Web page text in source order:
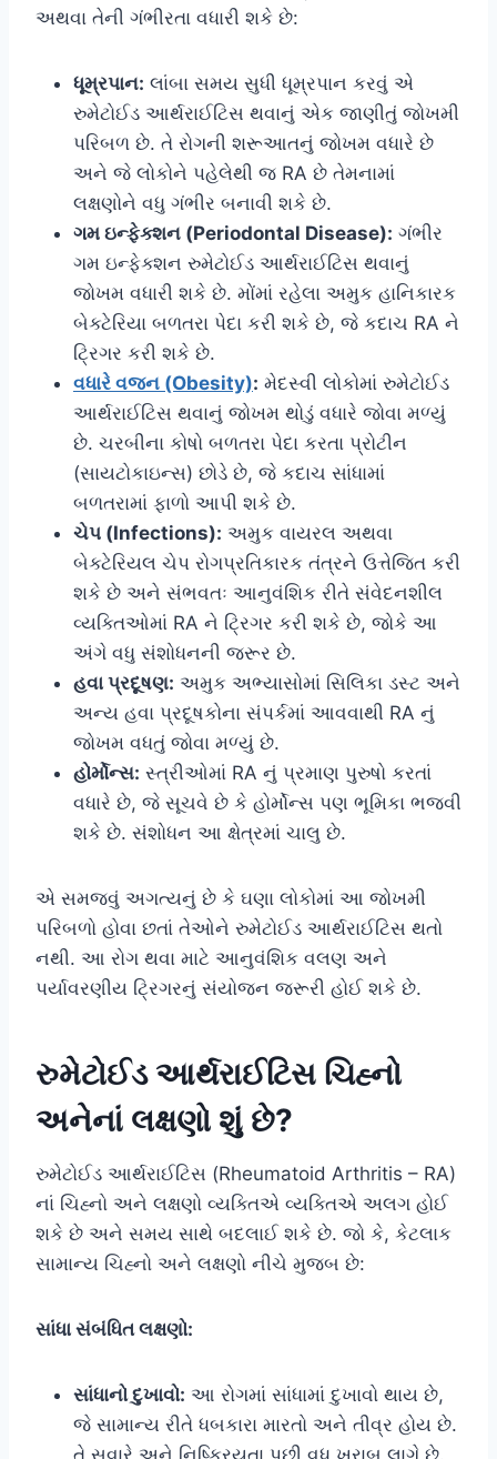
અથવા તેની ગંભીરતા વધારી શકે છે:
ધૂમ્રપાન: લાંબા સમય સુધી ધૂમ્રપાન કરવું એ
રુમેટોઈડ આર્થરાઈટિસ થવાનું એક જાણીતું જોખમી
પરિબળ છે. તે રોગની શરૂઆતનું જોખમ વધારે છે
અને જે લોકોને પહેલેથી જ RA છે તેમનામાં
લક્ષણોને વધુ ગંભીર બનાવી શકે છે.
ગમ ઇન્ફેક્શન (Periodontal Disease): ગંભીર
ગમ ઇન્ફેક્શન રુમેટોઈડ આર્થરાઈટિસ થવાનું
જોખમ વધારી શકે છે. મોંમાં રહેલા અમુક હાનિકારક
બેક્ટેરિયા બળતરા પેદા કરી શકે છે, જે કદાચ RA ને
ટ્રિગર કરી શકે છે.
વધારે વજન (Obesity): મેદસ્વી લોકોમાં રુમેટોઈડ
આર્થરાઈટિસ થવાનું જોખમ થોડું વધારે જોવા મળ્યું
છે. ચરબીના કોષો બળતરા પેદા કરતા પ્રોટીન
(સાયટોકાઇન્સ) છોડે છે, જે કદાચ સાંધામાં
બળતરામાં ફાળો આપી શકે છે.
ચેપ (Infections): અમુક વાયરલ અથવા
બેક્ટેરિયલ ચેપ રોગપ્રતિકારક તંત્રને ઉત્તેજિત કરી
શકે છે અને સંભવતઃ આનુવંશિક રીતે સંવેદનશીલ
વ્યક્તિઓમાં RA ને ટ્રિગર કરી શકે છે, જોકે આ
અંગે વધુ સંશોધનની જરૂર છે.
હવા પ્રદૂષણ: અમુક અભ્યાસોમાં સિલિકા ડસ્ટ અને
અન્ય હવા પ્રદૂષકોના સંપર્કમાં આવવાથી RA નું
જોખમ વધતું જોવા મળ્યું છે.
હોર્મોન્સ: સ્ત્રીઓમાં RA નું પ્રમાણ પુરુષો કરતાં
વધારે છે, જે સૂચવે છે કે હોર્મોન્સ પણ ભૂમિકા ભજવી
શકે છે. સંશોધન આ ક્ષેત્રમાં ચાલુ છે.
એ સમજવું અગત્યનું છે કે ઘણા લોકોમાં આ જોખમી
પરિબળો હોવા છતાં તેઓને રુમેટોઈડ આર્થરાઈટિસ થતો
નથી. આ રોગ થવા માટે આનુવંશિક વલણ અને
પર્યાવરણીય ટ્રિગરનું સંયોજન જરૂરી હોઈ શકે છે.
રુમેટોઈડ આર્થરાઈટિસ ચિહ્નો
અનેનાં લક્ષણો શું છે?
રુમેટોઈડ આર્થરાઈટિસ (Rheumatoid Arthritis – RA)
નાં ચિહ્નો અને લક્ષણો વ્યક્તિએ વ્યક્તિએ અલગ હોઈ
શકે છે અને સમય સાથે બદલાઈ શકે છે. જો કે, કેટલાક
સામાન્ય ચિહ્નો અને લક્ષણો નીચે મુજબ છે:
સાંધા સંબંધિત લક્ષણો:
સાંધાનો દુખાવો: આ રોગમાં સાંધામાં દુખાવો થાય છે,
જે સામાન્ય રીતે ધબકારા મારતો અને તીવ્ર હોય છે.
તે સવારે અને નિષ્ક્રિયતા પછી વધુ ખરાબ લાગે છે.